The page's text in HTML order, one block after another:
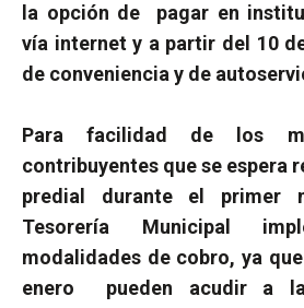
la opción de pagar en
vía internet y a partir del 10
de conveniencia y de
Para facilidad de los
contribuyentes que se espera
predial durante el primer
Tesorería Municipal
modalidades de cobro, ya
enero pueden acudir a